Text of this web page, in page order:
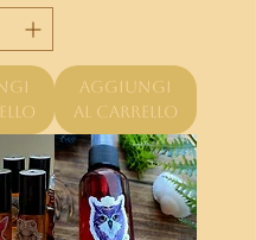
Aggiungi
al carrello